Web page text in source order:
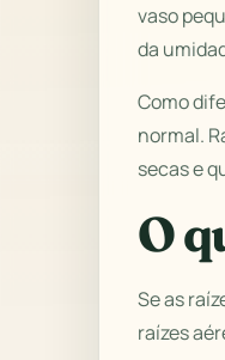
vaso
da
Como
normal.
secas e
O
Se as
raízes